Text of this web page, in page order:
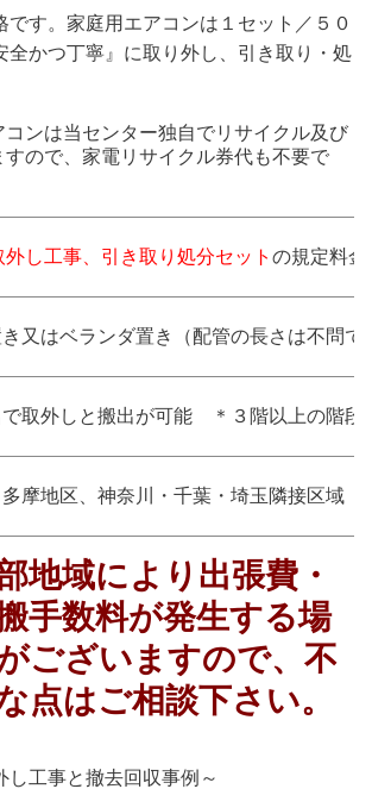
です。家庭用エアコンは１セット／５０
全かつ丁寧』に取り外し、引き取り・処
ンは当センター独自でリサイクル及び
すので、家電リサイクル券代も不要で
外し工事、引き取り処分セット の規定料
又はベランダ置き（配管の長さは不問で
で取外しと搬出が可能 ＊３階以上の階段
摩地区、神奈川・千葉・埼玉隣接区域
地域により出張費・
手数料が発生する場
ございますので、不
点はご相談下さい。
し工事と撤去回収事例～